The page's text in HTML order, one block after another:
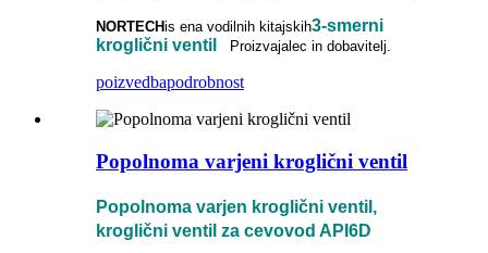
NORTECHis ena vodilnih kitajskih3-smerni
kroglični ventil
Proizvajalec in dobavitelj.
poizvedbapodrobnost
Popolnoma varjeni kroglični ventil
Popolnoma varjen kroglični ventil,
kroglični ventil za cevovod API6D